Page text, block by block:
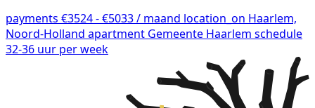
payments €3524 - €5033 / maand location_on Haarlem,
Noord-Holland apartment Gemeente Haarlem schedule
32-36 uur per week